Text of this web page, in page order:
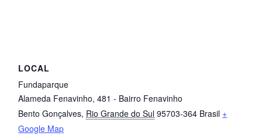
LOCAL
Fundaparque
Alameda Fenavinho, 481 - Bairro Fenavinho
Bento Gonçalves, Rio Grande do Sul 95703-364 Brasil +
Google Map